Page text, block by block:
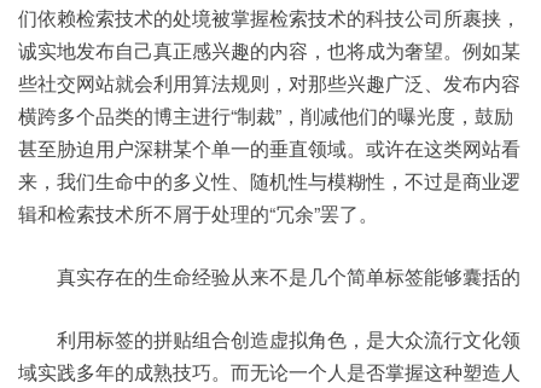
们依赖检索技术的处境被掌握检索技术的科技公司所裹挟，
诚实地发布自己真正感兴趣的内容，也将成为奢望。例如某
些社交网站就会利用算法规则，对那些兴趣广泛、发布内容
横跨多个品类的博主进行“制裁”，削减他们的曝光度，鼓励
甚至胁迫用户深耕某个单一的垂直领域。或许在这类网站看
来，我们生命中的多义性、随机性与模糊性，不过是商业逻
辑和检索技术所不屑于处理的“冗余”罢了。
真实存在的生命经验从来不是几个简单标签能够囊括的
利用标签的拼贴组合创造虚拟角色，是大众流行文化领
域实践多年的成熟技巧。而无论一个人是否掌握这种塑造人